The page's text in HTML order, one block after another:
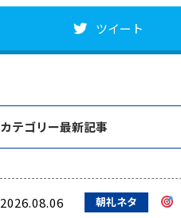
ツイート
カテゴリー最新記事
2026.08.06 朝礼ネタ